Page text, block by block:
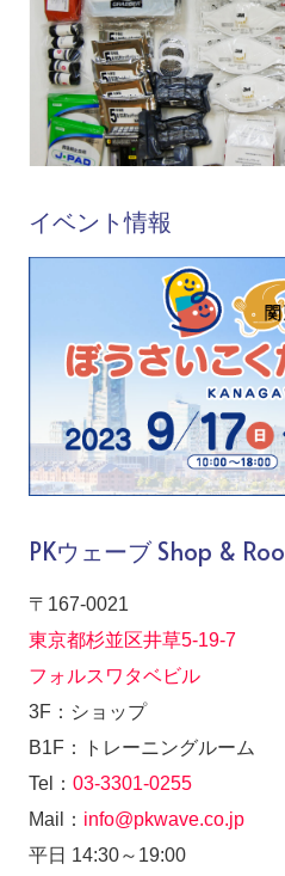
イベント情報
PKウェーブ Shop &
〒167-0021
東京都杉並区井草5-19-7
フォルスワタベビル
3F：ショップ
B1F：トレーニングルーム
Tel： 03-3301-0255
Mail： info@pkwave.co.jp
平日 14:30～19:00